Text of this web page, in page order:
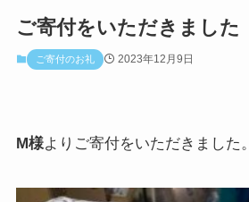
ご寄付をいただきました
ご寄付のお礼 2023年12月9日
M様よりご寄付をいただきました。